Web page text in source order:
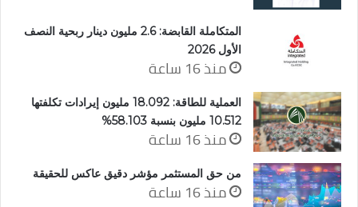
المتكاملة القابضة: 2.6 مليون دينار ربحية النصف
الأول 2026
منذ 16 ساعة
العملية للطاقة: 18.092 مليون إيرادات تكلفتها
10.512 مليون بنسبة 58.103%
منذ 16 ساعة
من حق المستثمر مؤشر دقيق عاكس للحقيقة
منذ 16 ساعة